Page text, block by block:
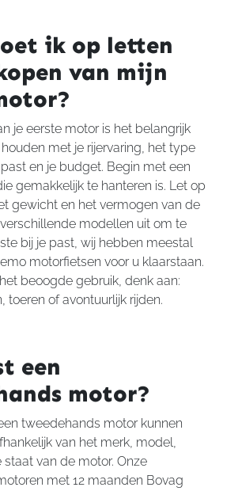
ik op letten
van mijn
je eerste motor is het belangrijk
met je rijervaring, het type
en je budget. Begin met een
gemakkelijk te hanteren is. Let op
gewicht en het vermogen van de
modellen uit om te
bij je past, wij hebben meestal
motorfietsen voor u klaarstaan.
beoogde gebruik, denk aan:
toeren of avontuurlijk rijden.
een
motor?
tweedehands motor kunnen
van het merk, model,
van de motor. Onze
met 12 maanden Bovag